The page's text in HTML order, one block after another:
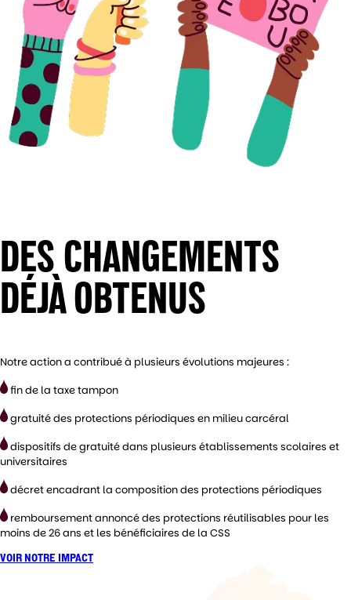
DES CHANGEMENTS
DÉJÀ OBTENUS
Notre action a contribué à plusieurs évolutions majeures :
fin de la taxe tampon
gratuité des protections périodiques en milieu carcéral
dispositifs de gratuité dans plusieurs établissements scolaires et
universitaires
décret encadrant la composition des protections périodiques
remboursement annoncé des protections réutilisables pour les
moins de 26 ans et les bénéficiaires de la CSS
VOIR NOTRE IMPACT